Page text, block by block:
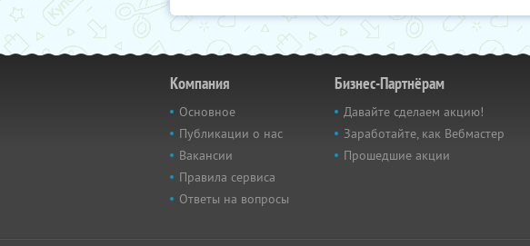
Компания
Основное
Публикации о нас
Вакансии
Правила сервиса
Ответы на вопросы
Бизнес-Партнёрам
Давайте сделаем акцию!
Заработайте, как Вебмастер
Прошедшие акции